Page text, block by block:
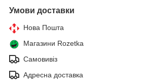
Умови доставки
Нова Пошта
Магазини Rozetka
Самовивіз
Адресна доставка